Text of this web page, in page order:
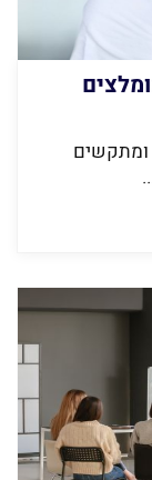
המומלצים
ומתקשים